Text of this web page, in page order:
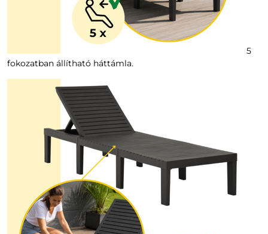
5
fokozatban állítható háttámla.